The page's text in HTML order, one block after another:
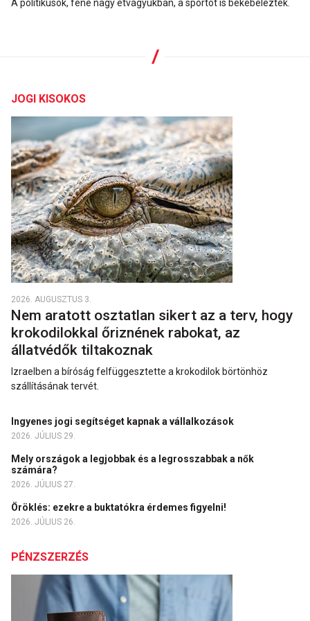
A politikusok, fene nagy étvágyukban, a sportot is bekebelezték.
JOGI KISOKOS
2026. AUGUSZTUS 3.
Nem aratott osztatlan sikert az a terv, hogy
krokodilokkal őriznének rabokat, az
állatvédők tiltakoznak
Izraelben a bíróság felfüggesztette a krokodilok börtönhöz
szállításának tervét.
Ingyenes jogi segítséget kapnak a vállalkozások
2026. JÚLIUS 29.
Mely országok a legjobbak és a legrosszabbak a nők
számára?
2026. JÚLIUS 27.
Öröklés: ezekre a buktatókra érdemes figyelni!
2026. JÚLIUS 26.
PÉNZSZERZÉS